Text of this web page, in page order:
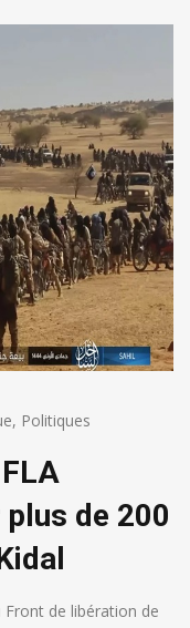
, Politiques
de 200
de libération de